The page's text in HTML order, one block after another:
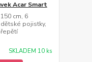
Acar Smart
cm, 6
dětské pojistky,
SKLADEM 10 ks